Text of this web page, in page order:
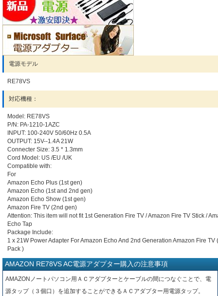
電源モデル
RE78VS
対応機種：
Model: RE78VS
P/N: PA-1210-1AZC
INPUT: 100-240V 50/60Hz 0.5A
OUTPUT: 15V--1.4A 21W
Connecter Size: 3.5 * 1.3mm
Cord Model: US /EU /UK
Compatible with:
For
Amazon Echo Plus (1st gen)
Amazon Echo (1st and 2nd gen)
Amazon Echo Show (1st gen)
Amazon Fire TV (2nd gen)
Attention: This item will not fit 1st Generation Fire TV / Amazon Fire TV Stick /
Echo Tap
Package Include:
1 x 21W Power Adapter For Amazon Echo And 2nd Generation Amazon Fire TV
Pack )
AMAZON RE78VS AC電源アダプター購入の注意事項
AMAZONノートパソコン用ＡＣアダプターとケーブルの間につなぐことで、電
源タップ（３個口）を追加することができるＡＣアダプター用電源タップ。